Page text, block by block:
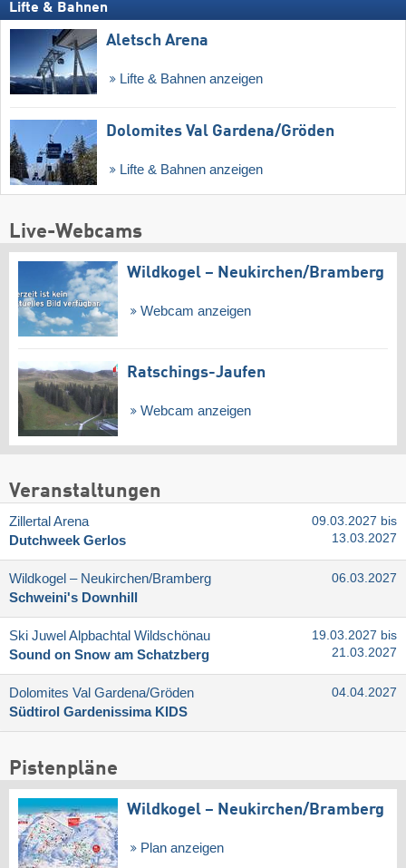
Lifte & Bahnen
Aletsch Arena
Lifte & Bahnen anzeigen
Dolomites Val Gardena/​Gröden
Lifte & Bahnen anzeigen
Live-Webcams
Wildkogel – Neukirchen/​Bramberg
Webcam anzeigen
Ratschings-Jaufen
Webcam anzeigen
Veranstaltungen
Zillertal Arena
Dutchweek Gerlos
09.03.2027 bis
13.03.2027
Wildkogel – Neukirchen/​Bramberg
Schweini's Downhill
06.03.2027
Ski Juwel Alpbachtal Wildschönau
Sound on Snow am Schatzberg
19.03.2027 bis
21.03.2027
Dolomites Val Gardena/​Gröden
Südtirol Gardenissima KIDS
04.04.2027
Pistenpläne
Wildkogel – Neukirchen/​Bramberg
Plan anzeigen